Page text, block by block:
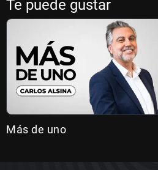
Te puede gustar
Más de uno